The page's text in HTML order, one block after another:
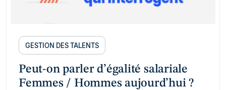
GESTION DES TALENTS
Peut-on parler d’égalité salariale
Femmes / Hommes aujourd’hui ?